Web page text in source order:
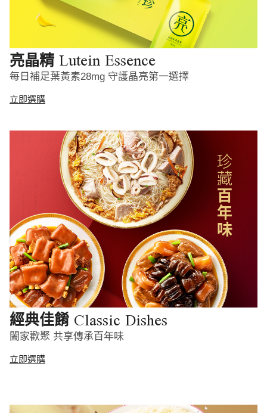
亮晶精 Lutein Essence
每日補足葉黃素28mg 守護晶亮第一選擇
立即選購
經典佳餚 Classic Dishes
闔家歡聚 共享傳承百年味
立即選購